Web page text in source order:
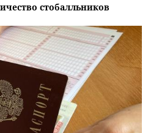
стобалльников